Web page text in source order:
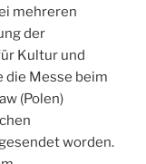
mehreren
der
Kultur und
die Messe beim
(Polen)
worden.